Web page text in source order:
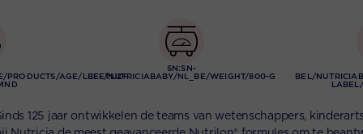
PRODUCTS/AGE/LEEFTIJD-
SN:SN-
BEL/NUTRICIABABY/NL_BE/WEIGHT/800-G
BEL/
125 jaar ontwikkelen de teams van wetenschappers,